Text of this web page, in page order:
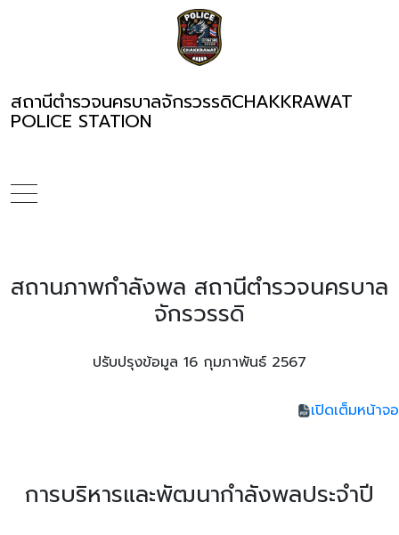
สถานีตำรวจนครบาลจักรวรรดิCHAKKRAWAT
POLICE STATION
สถานภาพกำลังพล สถานีตำรวจนครบาล
จักรวรรดิ
ปรับปรุงข้อมูล 16 กุมภาพันธ์ 2567
เปิดเต็มหน้าจอ
การบริหารและพัฒนากำลังพลประจำปี